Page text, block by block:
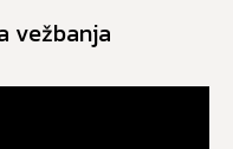
vežbanja